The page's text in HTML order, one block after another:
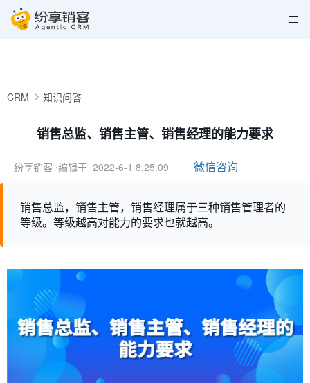
CRM 知识问答
销售总监、销售主管、销售经理的能力要求
纷享销客 ⋅编辑于 2022-6-1 8:25:09 微信咨询
销售总监，销售主管，销售经理属于三种销售管理者的
等级。等级越高对能力的要求也就越高。